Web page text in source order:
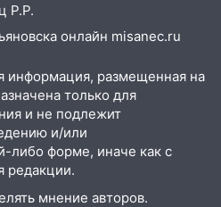
и ограбил:
оказался
ограничат движение
готовы
если им
Р.Р.
онлайн misanec.ru
информация, размещенная на
только для
и не подлежит
и/или
либо форме, иначе как с
редакции.
мнение авторов.